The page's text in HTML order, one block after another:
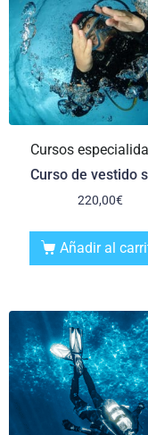
Cursos
Curso de vestido
220,00€
Añadir al